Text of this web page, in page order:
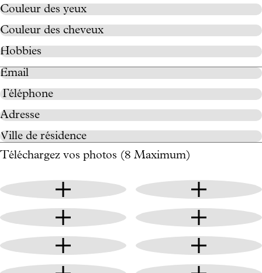
Téléchargez vos photos (8 Maximum)